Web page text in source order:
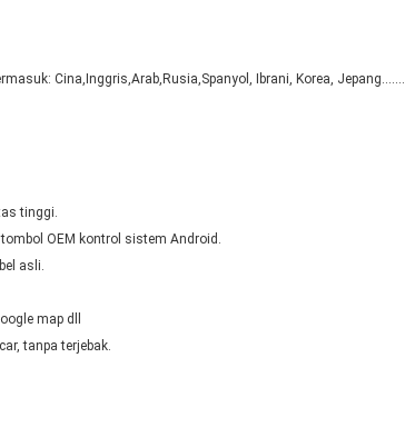
Cina,Inggris,Arab,Rusia,Spanyol, Ibrani, Korea, Jepang.......
tinggi.
OEM kontrol sistem Android.
asli.
map dll
tanpa terjebak.